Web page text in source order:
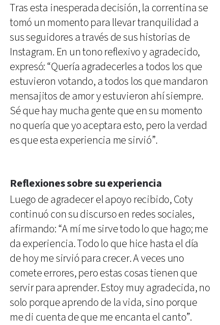
Tras esta inesperada decisión, la correntina se
tomó un momento para llevar tranquilidad a
sus seguidores a través de sus historias de
Instagram. En un tono reflexivo y agradecido,
expresó: “Quería agradecerles a todos los que
estuvieron votando, a todos los que mandaron
mensajitos de amor y estuvieron ahí siempre.
Sé que hay mucha gente que en su momento
no quería que yo aceptara esto, pero la verdad
es que esta experiencia me sirvió”.
Reflexiones sobre su experiencia
Luego de agradecer el apoyo recibido, Coty
continuó con su discurso en redes sociales,
afirmando: “A mí me sirve todo lo que hago; me
da experiencia. Todo lo que hice hasta el día
de hoy me sirvió para crecer. A veces uno
comete errores, pero estas cosas tienen que
servir para aprender. Estoy muy agradecida, no
solo porque aprendo de la vida, sino porque
me di cuenta de que me encanta el canto”.